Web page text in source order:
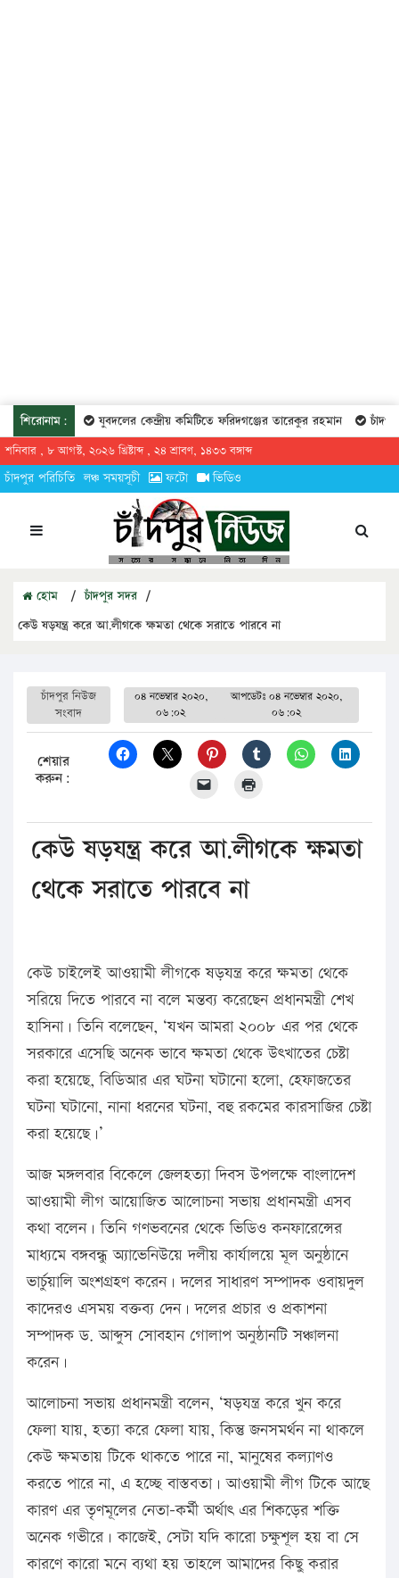
শিরোনাম: যুবদলের কেন্দ্রীয় কমিটিতে ফরিদগঞ্জের তারেকুর রহমান চাঁদপুরের
শনিবার , ৮ আগস্ট, ২০২৬ খ্রিষ্টাব্দ , ২৪ শ্রাবণ, ১৪৩৩ বঙ্গাব্দ
চাঁদপুর পরিচিতি লঞ্চ সময়সূচী ফটো ভিডিও
হোম / চাঁদপুর সদর /
কেউ ষড়যন্ত্র করে আ.লীগকে ক্ষমতা থেকে সরাতে পারবে না
চাঁদপুর নিউজ
সংবাদ
০৪ নভেম্বার ২০২০,
০৬:০২
আপডেটঃ০৪ নভেম্বার ২০২০,
০৬:০২
শেয়ার
করুন:
কেউ ষড়যন্ত্র করে আ.লীগকে ক্ষমতা
থেকে সরাতে পারবে না
কেউ চাইলেই আওয়ামী লীগকে ষড়যন্ত্র করে ক্ষমতা থেকে
সরিয়ে দিতে পারবে না বলে মন্তব্য করেছেন প্রধানমন্ত্রী শেখ
হাসিনা। তিনি বলেছেন, ‘যখন আমরা ২০০৮ এর পর থেকে
সরকারে এসেছি অনেক ভাবে ক্ষমতা থেকে উৎখাতের চেষ্টা
করা হয়েছে, বিডিআর এর ঘটনা ঘটানো হলো, হেফাজতের
ঘটনা ঘটানো, নানা ধরনের ঘটনা, বহু রকমের কারসাজির চেষ্টা
করা হয়েছে।’
আজ মঙ্গলবার বিকেলে জেলহত্যা দিবস উপলক্ষে বাংলাদেশ
আওয়ামী লীগ আয়োজিত আলোচনা সভায় প্রধানমন্ত্রী এসব
কথা বলেন। তিনি গণভবনের থেকে ভিডিও কনফারেন্সের
মাধ্যমে বঙ্গবন্ধু অ্যাভেনিউয়ে দলীয় কার্যালয়ে মূল অনুষ্ঠানে
ভার্চুয়ালি অংশগ্রহণ করেন। দলের সাধারণ সম্পাদক ওবায়দুল
কাদেরও এসময় বক্তব্য দেন। দলের প্রচার ও প্রকাশনা
সম্পাদক ড. আব্দুস সোবহান গোলাপ অনুষ্ঠানটি সঞ্চালনা
করেন।
আলোচনা সভায় প্রধানমন্ত্রী বলেন, ‘ষড়যন্ত্র করে খুন করে
ফেলা যায়, হত্যা করে ফেলা যায়, কিন্তু জনসমর্থন না থাকলে
কেউ ক্ষমতায় টিকে থাকতে পারে না, মানুষের কল্যাণও
করতে পারে না, এ হচ্ছে বাস্তবতা। আওয়ামী লীগ টিকে আছে
কারণ এর তৃণমূলের নেতা-কর্মী অর্থাৎ এর শিকড়ের শক্তি
অনেক গভীরে। কাজেই, সেটা যদি কারো চক্ষুশূল হয় বা সে
কারণে কারো মনে ব্যথা হয় তাহলে আমাদের কিছু করার